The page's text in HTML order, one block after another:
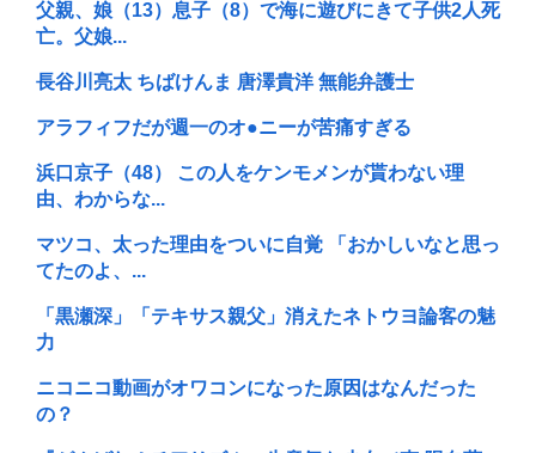
父親、娘（13）息子（8）で海に遊びにきて子供2人死
亡。父娘...
長谷川亮太 ちばけんま 唐澤貴洋 無能弁護士
アラフィフだが週一のオ●ニーが苦痛すぎる
浜口京子（48） この人をケンモメンが貰わない理
由、わからな...
マツコ、太った理由をついに自覚 「おかしいなと思っ
てたのよ、...
「黒瀬深」「テキサス親父」消えたネトウヨ論客の魅
力
ニコニコ動画がオワコンになった原因はなんだった
の？